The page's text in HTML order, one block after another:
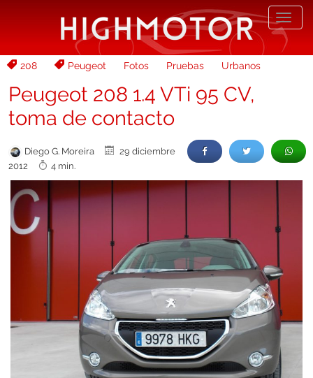
208 Peugeot Fotos Pruebas Urbanos
Peugeot 208 1.4 VTi 95 CV,
toma de contacto
Diego G. Moreira
29 diciembre
2012
4 min.